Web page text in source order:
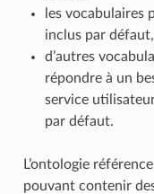
les vocabulaires
inclus par défaut,
d’autres
répondre à un
service
par défaut.
L’ontologie
pouvant contenir